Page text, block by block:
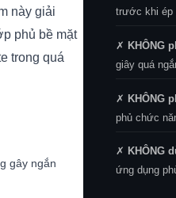
này giải
phủ bề mặt
trong quá
gây ngắn
trước khi ép
✗ KHÔNG
giây quá
✗ KHÔNG
phủ chức
✗ KHÔNG
ứng dụng